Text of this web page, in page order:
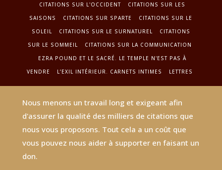
CITATIONS SUR L'OCCIDENT
CITATIONS SUR LES
SAISONS
CITATIONS SUR SPARTE
CITATIONS SUR LE
SOLEIL
CITATIONS SUR LE SURNATUREL
CITATIONS
SUR LE SOMMEIL
CITATIONS SUR LA COMMUNICATION
EZRA POUND ET LE SACRÉ. LE TEMPLE N'EST PAS À
VENDRE
L’EXIL INTÉRIEUR. CARNETS INTIMES LETTRES
Nous menons un travail long et exigeant afin
d'assurer la qualité des milliers de citations que
nous vous proposons. Tout cela a un coût que
vous pouvez nous aider à supporter en faisant un
don.